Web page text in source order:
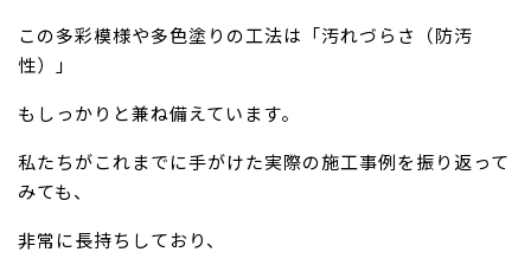
この多彩模様や多色塗りの工法は「汚れづらさ（防汚
性）」
もしっかりと兼ね備えています。
私たちがこれまでに手がけた実際の施工事例を振り返って
みても、
非常に長持ちしており、